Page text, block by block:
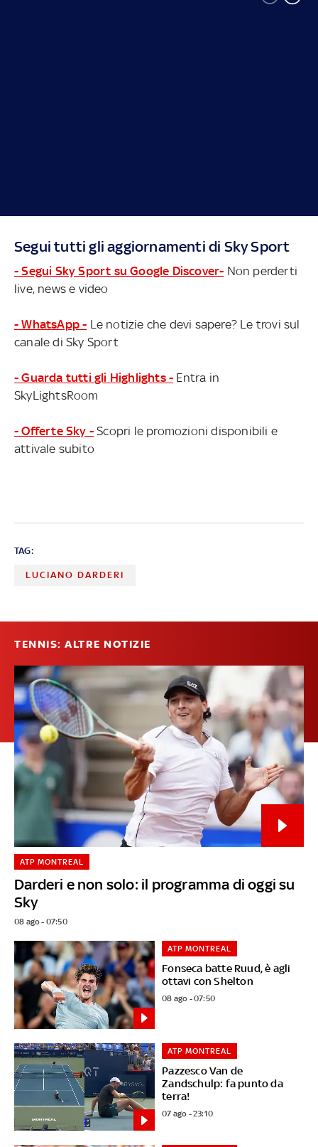
Segui tutti gli aggiornamenti di Sky Sport
- Segui Sky Sport su Google Discover- Non perderti
live, news e video
- WhatsApp - Le notizie che devi sapere? Le trovi sul
canale di Sky Sport
- Guarda tutti gli Highlights - Entra in
SkyLightsRoom
- Offerte Sky - Scopri le promozioni disponibili e
attivale subito
TAG:
LUCIANO DARDERI
TENNIS: ALTRE NOTIZIE
Darderi e non solo: il programma di oggi su
Sky
ATP MONTREAL
08 ago - 07:50
Fonseca batte Ruud, è agli
ottavi con Shelton
ATP MONTREAL
08 ago - 07:50
Pazzesco Van de
Zandschulp: fa punto da
terra!
ATP MONTREAL
07 ago - 23:10